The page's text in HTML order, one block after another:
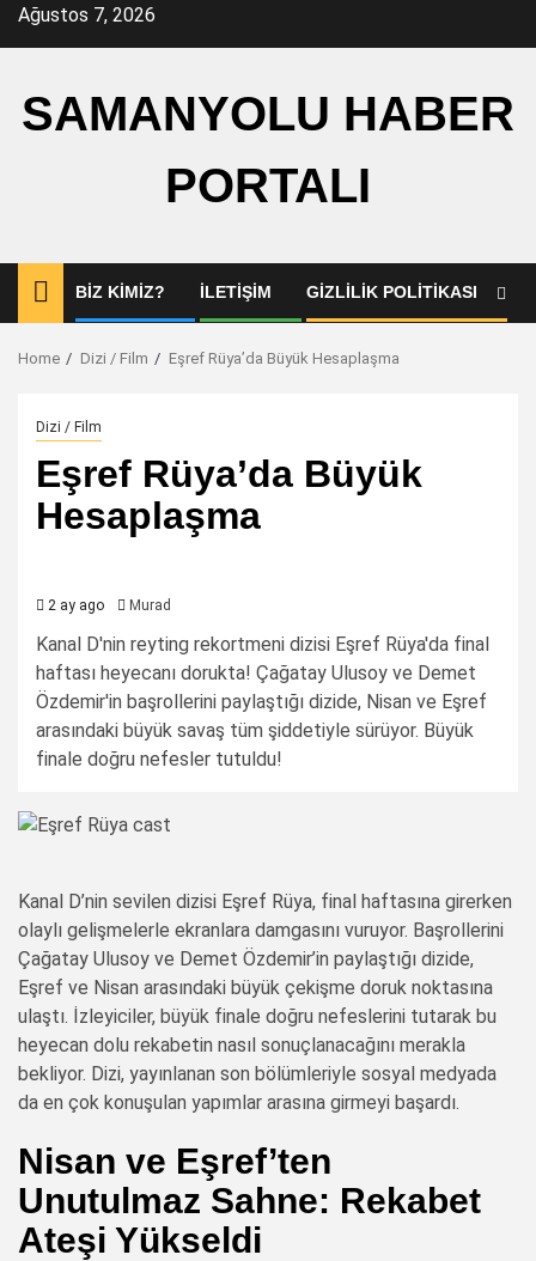
SkipAğustos 7, 2026
SAMANYOLU HABER
PORTALI
BIZ KIMIZ? İLETIŞIM GIZLILIK POLITIKASI
Home Dizi / Film Eşref Rüya’da Büyük Hesaplaşma
Dizi / Film
Eşref Rüya’da Büyük
Hesaplaşma
2 ay ago Murad
Kanal D'nin reyting rekortmeni dizisi Eşref Rüya'da final
haftası heyecanı dorukta! Çağatay Ulusoy ve Demet
Özdemir'in başrollerini paylaştığı dizide, Nisan ve Eşref
arasındaki büyük savaş tüm şiddetiyle sürüyor. Büyük
finale doğru nefesler tutuldu!
Kanal D’nin sevilen dizisi Eşref Rüya, final haftasına girerken
olaylı gelişmelerle ekranlara damgasını vuruyor. Başrollerini
Çağatay Ulusoy ve Demet Özdemir’in paylaştığı dizide,
Eşref ve Nisan arasındaki büyük çekişme doruk noktasına
ulaştı. İzleyiciler, büyük finale doğru nefeslerini tutarak bu
heyecan dolu rekabetin nasıl sonuçlanacağını merakla
bekliyor. Dizi, yayınlanan son bölümleriyle sosyal medyada
da en çok konuşulan yapımlar arasına girmeyi başardı.
Nisan ve Eşref’ten
Unutulmaz Sahne: Rekabet
Ateşi Yükseldi